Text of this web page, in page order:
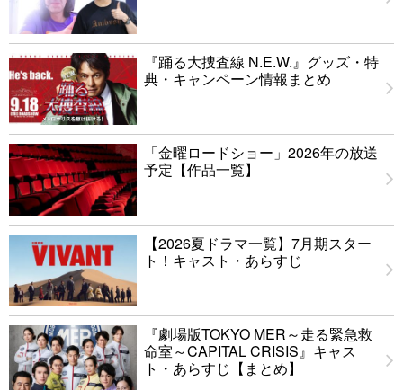
『踊る大捜査線 N.E.W.』グッズ・特
典・キャンペーン情報まとめ
「金曜ロードショー」2026年の放送
予定【作品一覧】
【2026夏ドラマ一覧】7月期スター
ト！キャスト・あらすじ
『劇場版TOKYO MER～走る緊急救
命室～CAPITAL CRISIS』キャス
ト・あらすじ【まとめ】